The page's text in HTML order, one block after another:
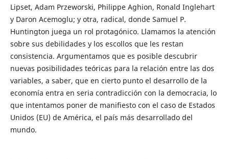
Lipset, Adam Przeworski, Philippe Aghion, Ronald Inglehart
y Daron Acemoglu; y otra, radical, donde Samuel P.
Huntington juega un rol protagónico. Llamamos la atención
sobre sus debilidades y los escollos que les restan
consistencia. Argumentamos que es posible descubrir
nuevas posibilidades teóricas para la relación entre las dos
variables, a saber, que en cierto punto el desarrollo de la
economía entra en seria contradicción con la democracia, lo
que intentamos poner de manifiesto con el caso de Estados
Unidos (EU) de América, el país más desarrollado del
mundo.